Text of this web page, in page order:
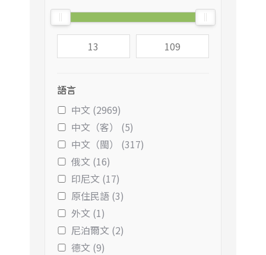
語言
中文 (2969)
中文（客） (5)
中文（閩） (317)
俄文 (16)
印尼文 (17)
原住民語 (3)
外文 (1)
尼泊爾文 (2)
德文 (9)